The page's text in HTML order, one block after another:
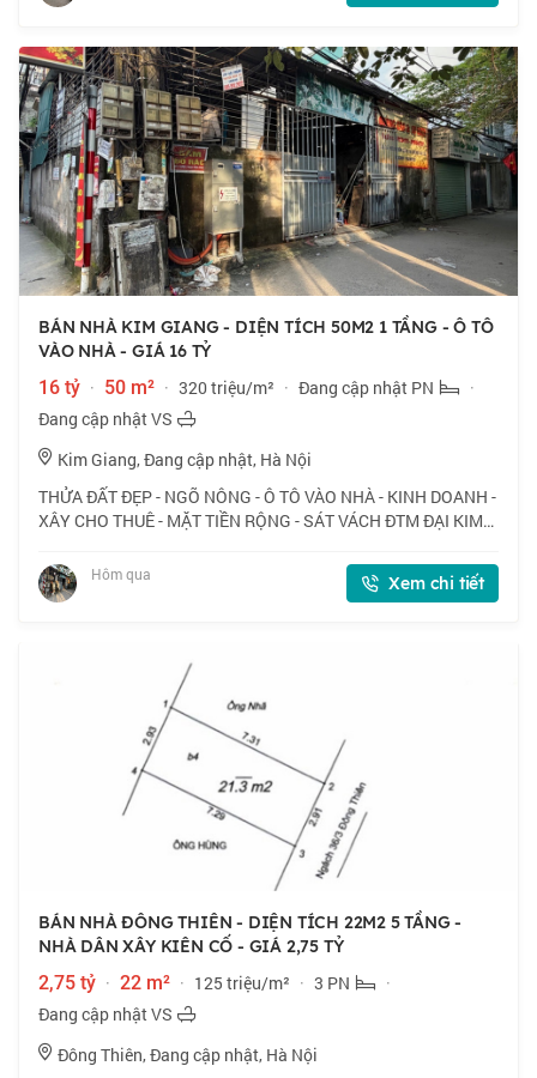
BÁN NHÀ KIM GIANG - DIỆN TÍCH 50M2 1 TẦNG - Ô TÔ
VÀO NHÀ - GIÁ 16 TỶ
16 tỷ · 50 m² · 320 triệu/m² · Đang cập nhật PN
·
Đang cập nhật VS
Kim Giang, Đang cập nhật, Hà Nội
THỬA ĐẤT ĐẸP - NGÕ NÔNG - Ô TÔ VÀO NHÀ - KINH DOANH -
XÂY CHO THUÊ - MẶT TIỀN RỘNG - SÁT VÁCH ĐTM ĐẠI KIM
vào nhà. 🏠 50m2 x 1 tầng, mặt tiền
Hôm qua Xem chi tiết
BÁN NHÀ ĐÔNG THIÊN - DIỆN TÍCH 22M2 5 TẦNG -
NHÀ DÂN XÂY KIÊN CỐ - GIÁ 2,75 TỶ
2,75 tỷ · 22 m² · 125 triệu/m² · 3 PN
·
Đang cập nhật VS
Đông Thiên, Đang cập nhật, Hà Nội